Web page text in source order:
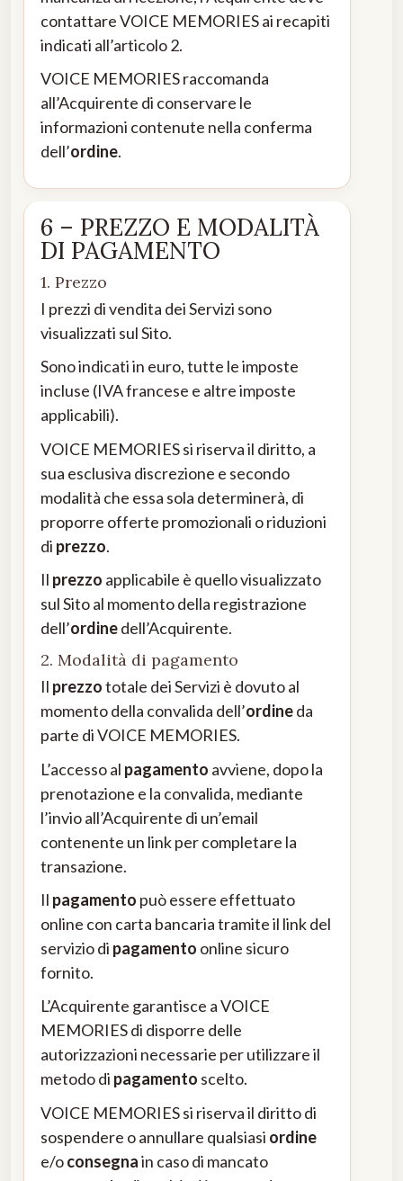
contattare VOICE MEMORIES ai recapiti
indicati all’articolo 2.
VOICE MEMORIES raccomanda
all’Acquirente di conservare le
informazioni contenute nella conferma
dell’ordine.
6 – PREZZO E MODALITÀ
DI PAGAMENTO
1. Prezzo
I prezzi di vendita dei Servizi sono
visualizzati sul Sito.
Sono indicati in euro, tutte le imposte
incluse (IVA francese e altre imposte
applicabili).
VOICE MEMORIES si riserva il diritto, a
sua esclusiva discrezione e secondo
modalità che essa sola determinerà, di
proporre offerte promozionali o riduzioni
di prezzo.
Il prezzo applicabile è quello visualizzato
sul Sito al momento della registrazione
dell’ordinedell’Acquirente.
2. Modalità di pagamento
Il prezzototale dei Servizi è dovuto al
momento della convalida dell’ordineda
parte di VOICE MEMORIES.
L’accesso al pagamento avviene, dopo la
prenotazione e la convalida, mediante
l’invio all’Acquirente di un’email
contenente un link per completare la
transazione.
Il pagamento può essere effettuato
online con carta bancaria tramite il link del
servizio di pagamento online sicuro
fornito.
L’Acquirente garantisce a VOICE
MEMORIES di disporre delle
autorizzazioni necessarie per utilizzare il
metodo di pagamento scelto.
VOICE MEMORIES si riserva il diritto di
sospendere o annullare qualsiasi ordine
e/oconsegnain caso di mancato